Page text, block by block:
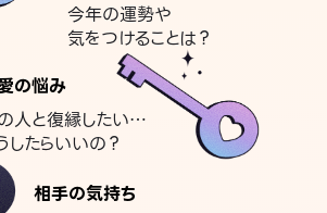
今年の運勢や
気をつけることは？
の悩み
人と復縁したい…
したらいいの？
相手の気持ち